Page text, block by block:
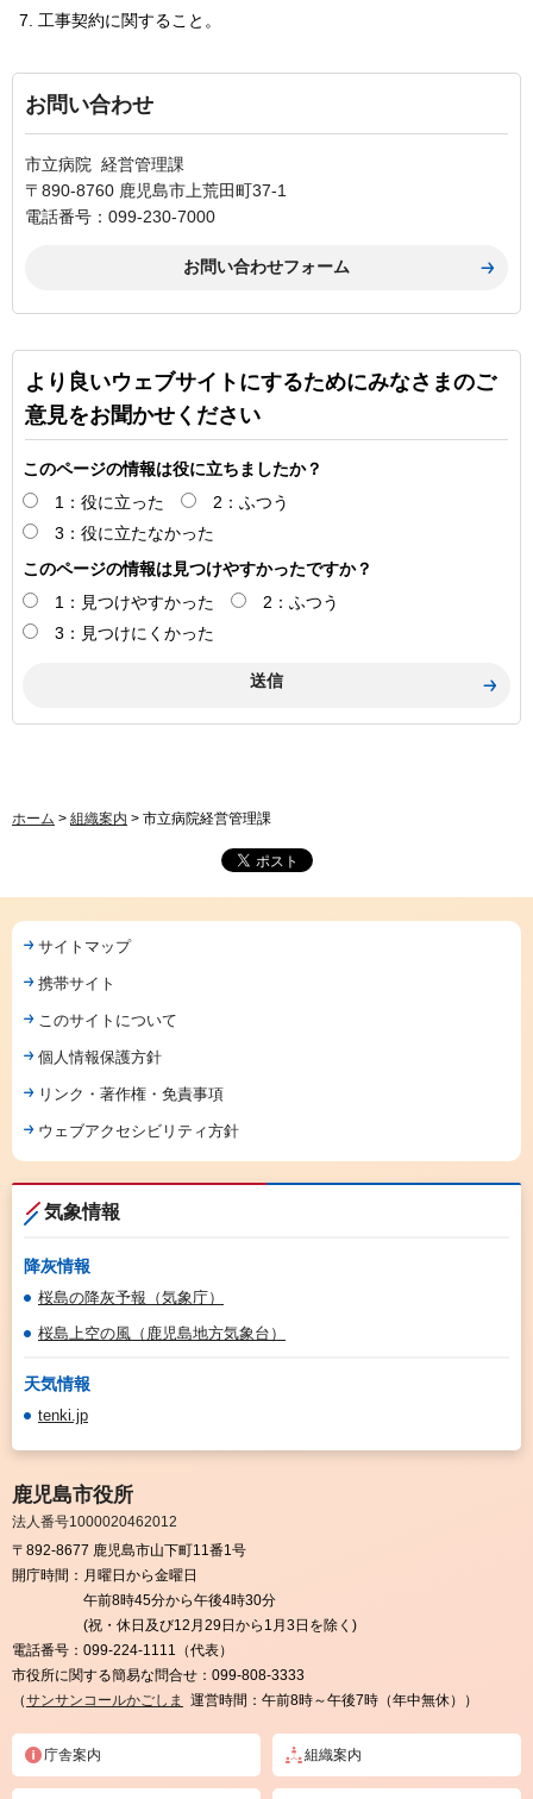
工事契約に関すること。
お問い合わせ
市立病院 経営管理課
〒890-8760 鹿児島市上荒田町37-1
電話番号：099-230-7000
より良いウェブサイトにするためにみなさまのご
意見をお聞かせください
このページの情報は役に立ちましたか？
1：役に立った
2：ふつう
3：役に立たなかった
このページの情報は見つけやすかったですか？
1：見つけやすかった
2：ふつう
3：見つけにくかった
ホーム > 組織案内 > 市立病院経営管理課
サイトマップ
携帯サイト
このサイトについて
個人情報保護方針
リンク・著作権・免責事項
ウェブアクセシビリティ方針
気象情報
降灰情報
桜島の降灰予報（気象庁）
桜島上空の風（鹿児島地方気象台）
天気情報
tenki.jp
鹿児島市役所
法人番号1000020462012
〒892-8677 鹿児島市山下町11番1号
開庁時間： 月曜日から金曜日
午前8時45分から午後4時30分
(祝・休日及び12月29日から1月3日を除く)
電話番号： 099-224-1111（代表）
市役所に関する簡易な問合せ： 099-808-3333
（サンサンコールかごしま 運営時間：午前8時～午後7時（年中無休））
庁舎案内 組織案内